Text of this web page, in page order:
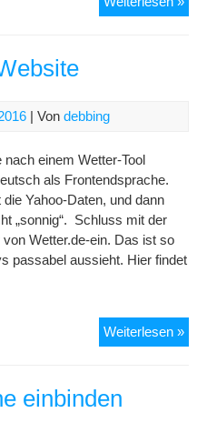
| Von debbing
einem Wetter-Tool
als Frontendsprache.
Yahoo-Daten, und dann
„sonnig“. Schluss mit der
Wetter.de-ein. Das ist so
passabel aussieht. Hier findet
Weiterlesen »
für
einbinden